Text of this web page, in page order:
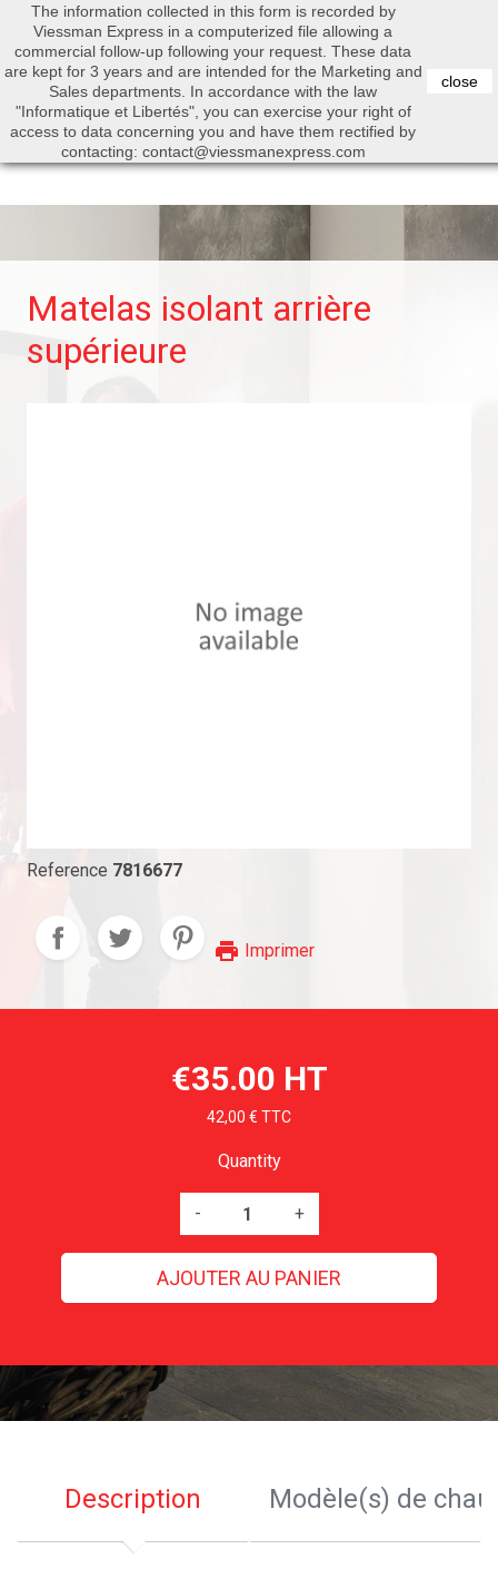
 
Search
Matelas isolant arrière
supérieure
Reference 7816677
print Imprimer
€35.00 HT
42,00 € TTC
Quantity
- +
AJOUTER AU PANIER
Description Modèle(s) de
The information collected in this form is recorded by
Viessman Express in a computerized file allowing a
commercial follow-up following your request. These data
are kept for 3 years and are intended for the Marketing and
Sales departments. In accordance with the law
"Informatique et Libertés", you can exercise your right of
access to data concerning you and have them rectified by
contacting: contact@viessmanexpress.com
close